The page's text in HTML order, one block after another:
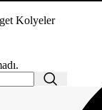
Kolyeler